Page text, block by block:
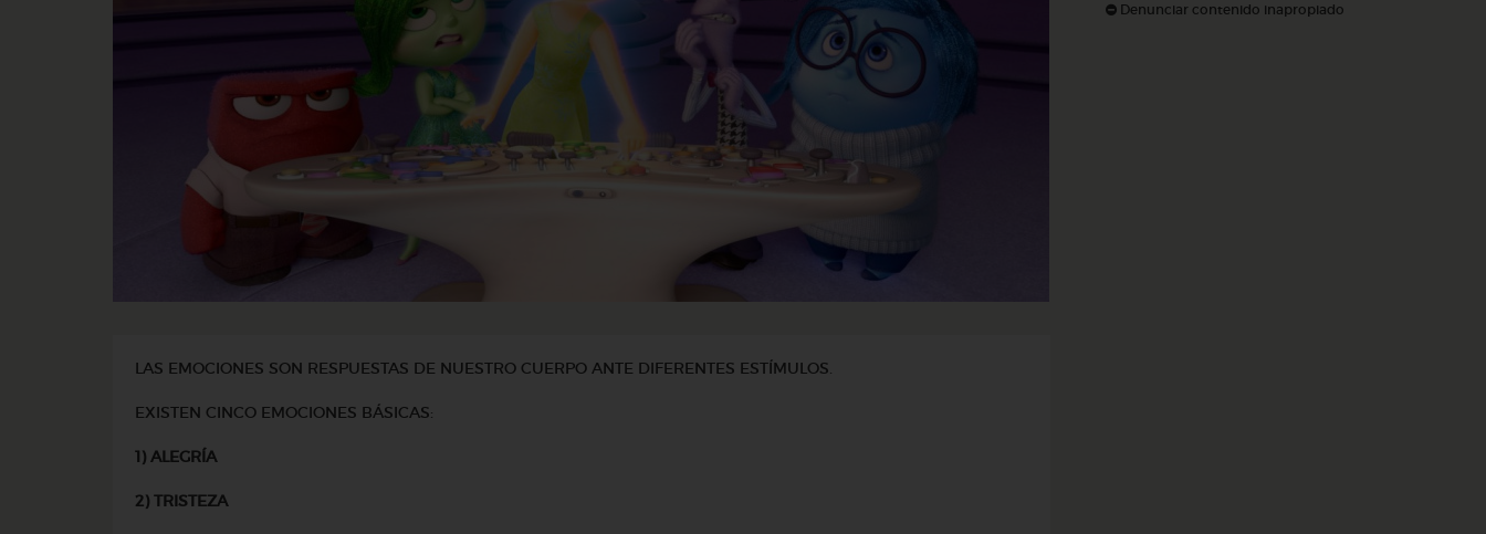
LAS EMOCIONES SON RESPUESTAS DE NUESTRO CUERPO ANTE DIFERENTES ESTÍMULOS.
EXISTEN CINCO EMOCIONES BÁSICAS:
1) ALEGRÍA
2) TRISTEZA
Denunciar contenido inapropiado